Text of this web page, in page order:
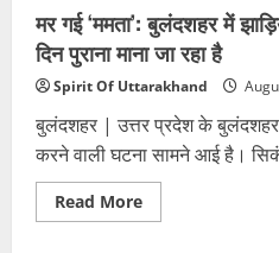
मर गई ‘ममता’: बुलंदशहर में
दिन पुराना माना जा रहा है
Spirit Of Uttarakhand
बुलंदशहर | उत्तर प्रदेश के बुलंदशहर
करने वाली घटना सामने आई है।
Read MoreRead
more